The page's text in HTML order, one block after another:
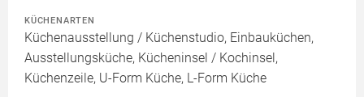
KÜCHENARTEN
Küchenausstellung / Küchenstudio, Einbauküchen,
Ausstellungsküche, Kücheninsel / Kochinsel,
Küchenzeile, U-Form Küche, L-Form Küche